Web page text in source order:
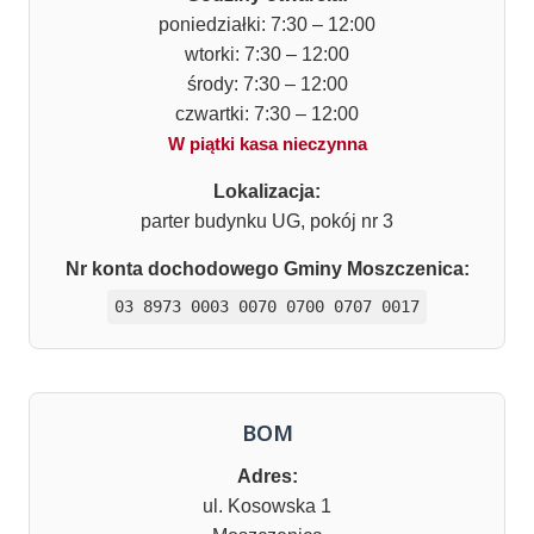
poniedziałki: 7:30 – 12:00
wtorki: 7:30 – 12:00
środy: 7:30 – 12:00
czwartki: 7:30 – 12:00
W piątki kasa nieczynna
Lokalizacja:
parter budynku UG, pokój nr 3
Nr konta dochodowego Gminy Moszczenica:
03 8973 0003 0070 0700 0707 0017
BOM
Adres:
ul. Kosowska 1